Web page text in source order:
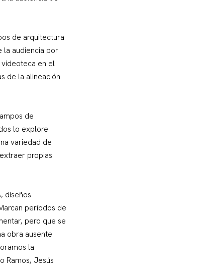
de arquitectura
la audiencia por
videoteca en el
de la alineación
de
lo explore
variedad de
propias
diseños
períodos de
pero que se
obra ausente
la
Ramos, Jesús